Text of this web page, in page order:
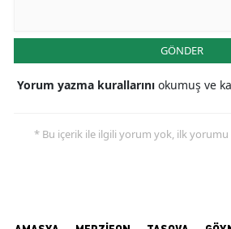
GÖNDER
Yorum yazma kurallarını okumuş ve
* Bu içerik ile ilgili yorum yok, ilk yorumu